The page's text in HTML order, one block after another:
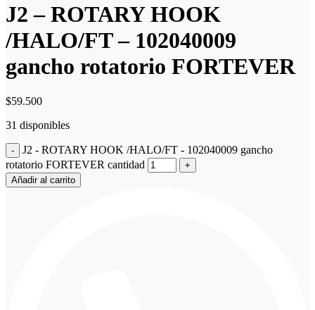
J2 – ROTARY HOOK
/HALO/FT – 102040009
gancho rotatorio FORTEVER
$59.500
31 disponibles
J2 - ROTARY HOOK /HALO/FT - 102040009 gancho
rotatorio FORTEVER cantidad
Añadir al carrito